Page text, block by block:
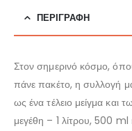
ΠΕΡΙΓΡΑΦΉ
Στον σημερινό κόσμο,
πάνε πακέτο, η συλλογή
ως ένα τέλειο μείγμα και
μεγέθη – 1 λίτρου, 500